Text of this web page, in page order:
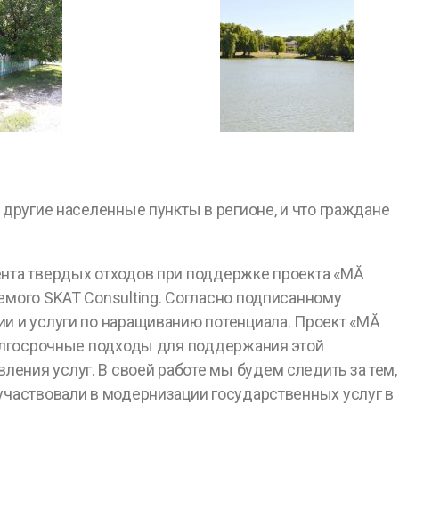
населенные пункты в регионе, и что граждане
твердых отходов при поддержке проекта «MĂ
SKAT Consulting. Согласно подписанному
и услуги по наращиванию потенциала. Проект «MĂ
подходы для поддержания этой
услуг. В своей работе мы будем следить за тем,
в модернизации государственных услуг в